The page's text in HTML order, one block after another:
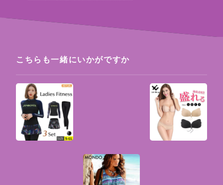
こちらも一緒にいかがですか